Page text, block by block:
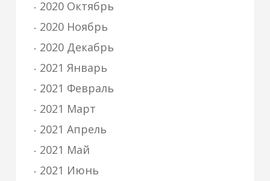
2020 Октябрь
2020 Ноябрь
2020 Декабрь
2021 Январь
2021 Февраль
2021 Март
2021 Апрель
2021 Май
2021 Июнь